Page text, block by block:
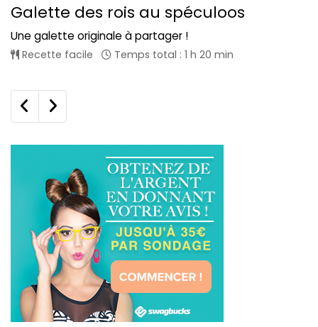
Galette des rois au spéculoos
Une galette originale à partager !
Recette facile Temps total : 1 h 20 min